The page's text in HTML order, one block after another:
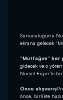
Sunuculuğunu
ekrana gelecek
“Mutfağım” her
gidecek ve o
Nursel Ergin’le
Önce alışveriş
önce, birlikte